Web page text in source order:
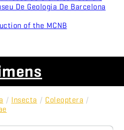
De Geologia De Barcelona
of the MCNB
/ Insecta / Coleoptera /